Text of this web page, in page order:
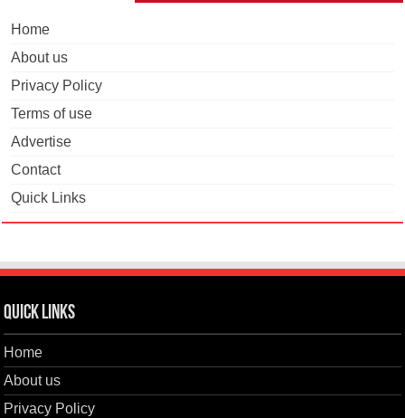
Home
About us
Privacy Policy
Terms of use
Advertise
Contact
Quick Links
Quick Links
Home
About us
Privacy Policy